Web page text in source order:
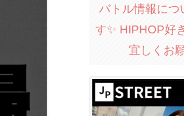
バトル情報につ
す✨ HIPHOP好
宜しくお